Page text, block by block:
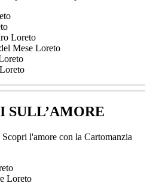
Loreto
Mese Loreto
SULL’AMORE
Loreto